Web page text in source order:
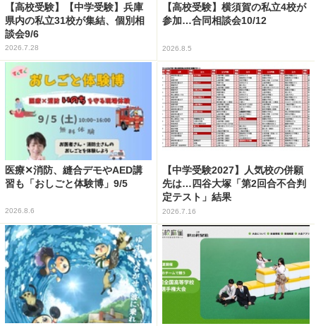
【高校受験】【中学受験】兵庫
県内の私立31校が集結、個別相
談会9/6
2026.7.28
【高校受験】横須賀の私立4校が
参加…合同相談会10/12
2026.8.5
医療✕消防、縫合デモやAED講
習も「おしごと体験博」9/5
2026.8.6
【中学受験2027】人気校の併願
先は…四谷大塚「第2回合不合判
定テスト」結果
2026.7.16